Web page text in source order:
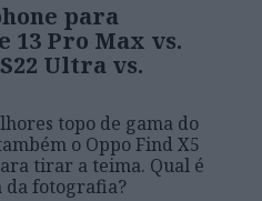
para
13 Pro Max vs.
Ultra vs.
topo de gama do
o Oppo Find X5
tirar a teima. Qual é
da fotografia?